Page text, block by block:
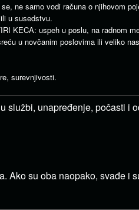
ne samo vodi računa o njihovom
u susedstvu.
KECA: uspeh u poslu, na radnom
u novčanim poslovima ili veliko
surevnjivosti.
službi, unapređenje, počasti i
Ako su oba naopako, svađe i